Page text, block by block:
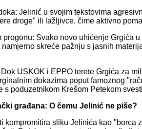
Jelinić u svojim tekstovima
droge" ili lažljivce, čime aktivno
progonu: Svako novo uhićenje Grgića
skreće pažnju s jasnih
USKOK i EPPO terete Grgića za
dokazima poput famoznog
s poduzetnikom Krešom Petekom
građana: O čemu Jelinić ne piše?
kompromitira sliku Jelinića kao "borca